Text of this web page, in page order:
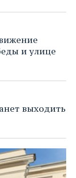
и улице
выходить